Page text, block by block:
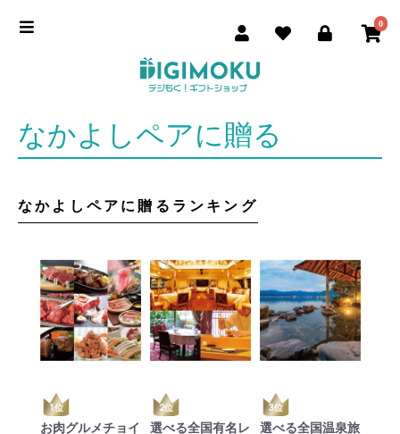
0
なかよしペアに贈る
なかよしペアに贈るランキング
1位
お肉グルメチョイ
2位
選べる全国有名レ
3位
選べる全国温泉旅